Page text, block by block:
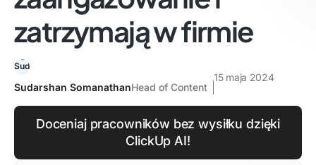
zatrzymają w firmie
Sudarshan SomanathanHead of Content
15 maja 2024
Doceniaj pracowników bez wysiłku dzięki
ClickUp AI!